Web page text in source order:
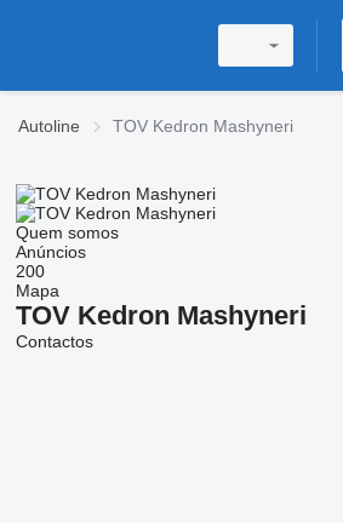
Autoline TOV Kedron Mashyneri
Quem somos
Anúncios
200
Mapa
TOV Kedron Mashyneri
Contactos